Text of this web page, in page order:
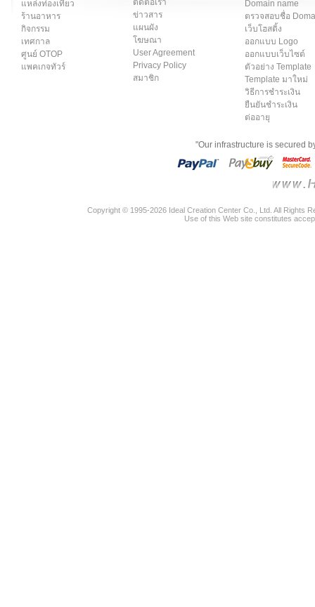
แหล่งท่องเที่ยว
ร้านอาหาร
กิจกรรม
เทศกาล
ศูนย์ OTOP
แพคเกจทัวร์
ติดต่อเรา
ข่าวสาร
แผนผัง
โฆษณา
User Agreement
Privacy Policy
สมาชิก
Domain name
ตรวจสอบชื่อ
เว็บโฮสติ้ง
ออกแบบ Logo
ออกแบบเว็บไซต์
ตัวอย่าง Template
Template มาใหม่
วิธีการชำระเงิน
ยืนยันชำระเงิน
ต่ออายุ
"Our infrastructure is secured
Copyright © 1995-2026 Ideal Creation Center Co., Ltd. All Rights
Use of this Web site constitutes